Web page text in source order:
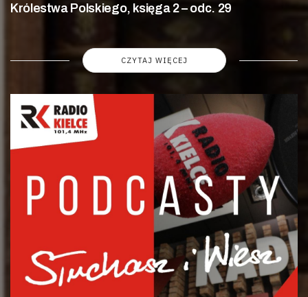
Królestwa Polskiego, księga 2 – odc. 29
CZYTAJ WIĘCEJ